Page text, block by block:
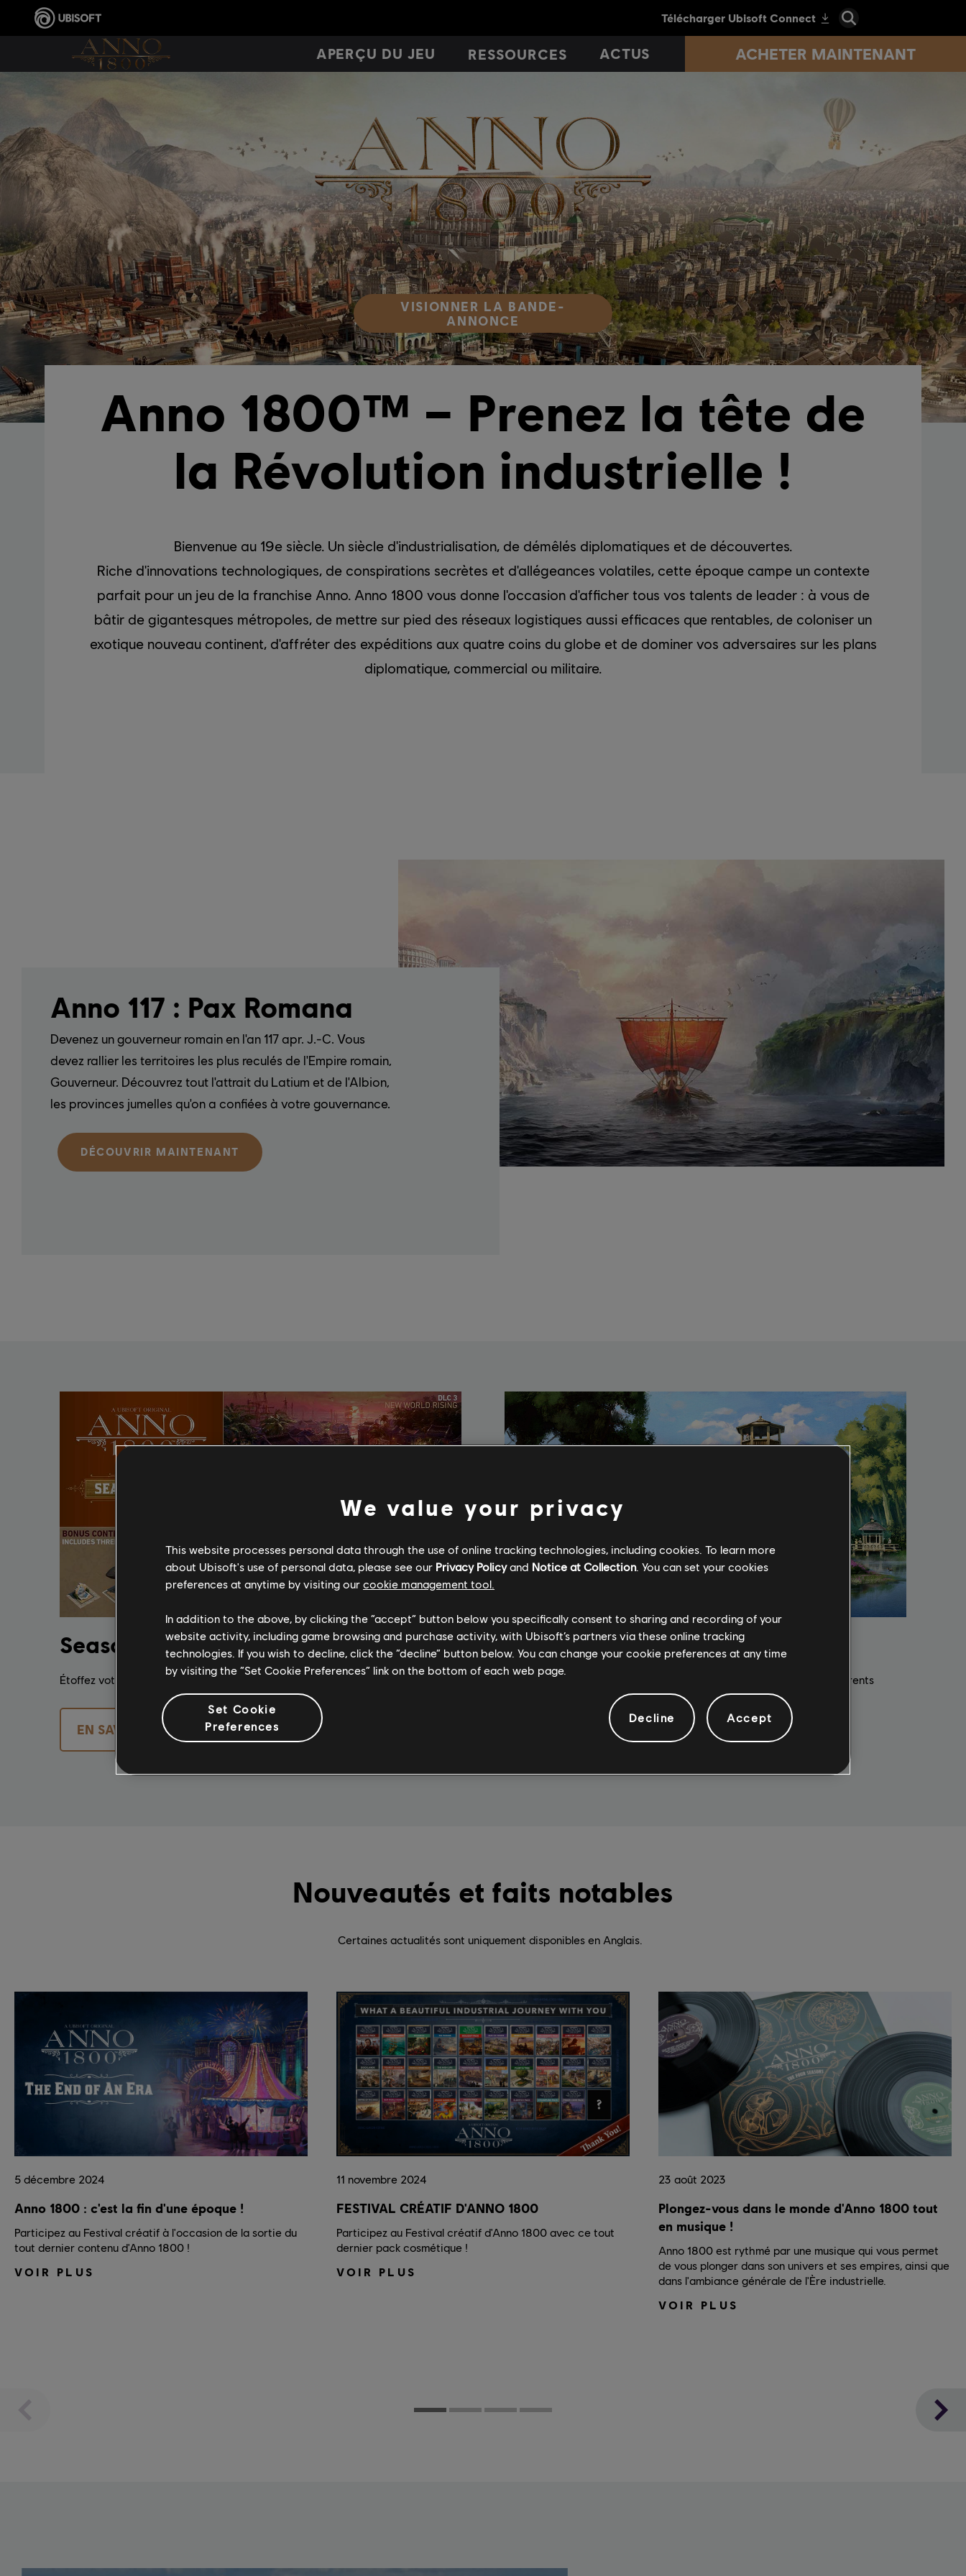
APERÇU DU JEU RESSOURCES ACTUS ACHETER MAINTENANT
Anno 1800™ – Prenez la tête de
la Révolution industrielle !
Bienvenue au 19e siècle. Un siècle d'industrialisation, de démêlés diplomatiques et de découvertes.
Riche d'innovations technologiques, de conspirations secrètes et d'allégeances volatiles, cette époque campe un contexte
parfait pour un jeu de la franchise Anno. Anno 1800 vous donne l'occasion d'afficher tous vos talents de leader : à vous de
bâtir de gigantesques métropoles, de mettre sur pied des réseaux logistiques aussi efficaces que rentables, de coloniser un
exotique nouveau continent, d'affréter des expéditions aux quatre coins du globe et de dominer vos adversaires sur les plans
diplomatique, commercial ou militaire.
VISIONNER LA BANDE-
ANNONCE
Anno 117 : Pax Romana
Devenez un gouverneur romain en l'an 117 apr. J.-C. Vous
devez rallier les territoires les plus reculés de l'Empire romain,
Gouverneur. Découvrez tout l'attrait du Latium et de l'Albion,
les provinces jumelles qu'on a confiées à votre gouvernance.
DÉCOUVRIR MAINTENANT
Season Pass et DLC
Étoffez votre expérience Anno 1800 avec une kyrielle de nouveaux contenus.
EN SAVOIR PLUS
Packs cosmétiques
Harmonisez votre empire et exprimez votre créativité avec les différents
thèmes contenus dans les packs cosmétiques d'Anno 1800.
EN SAVOIR PLUS
Nouveautés et faits notables
Certaines actualités sont uniquement disponibles en Anglais.
5 décembre 2024
Anno 1800 : c'est la fin d'une époque !
Participez au Festival créatif à l'occasion de la sortie du
tout dernier contenu d'Anno 1800 !
VOIR PLUS
11 novembre 2024
FESTIVAL CRÉATIF D'ANNO 1800
Participez au Festival créatif d'Anno 1800 avec ce tout
dernier pack cosmétique !
VOIR PLUS
23 août 2023
Plongez-vous dans le monde d'Anno 1800 tout
en musique !
Anno 1800 est rythmé par une musique qui vous permet
de vous plonger dans son univers et ses empires, ainsi que
dans l'ambiance générale de l'Ère industrielle.
VOIR PLUS
We value your privacy
This website processes personal data through the use of online tracking technologies, including cookies. To learn more
about Ubisoft's use of personal data, please see our Privacy Policyand Notice at Collection. You can set your cookies
preferences at anytime by visiting our cookie management tool.
In addition to the above, by clicking the “accept” button below you specifically consent to sharing and recording of your
website activity, including game browsing and purchase activity, with Ubisoft’s partners via these online tracking
technologies. If you wish to decline, click the “decline” button below. You can change your cookie preferences at any time
by visiting the “Set Cookie Preferences” link on the bottom of each web page.
Set Cookie
Preferences
Decline Accept